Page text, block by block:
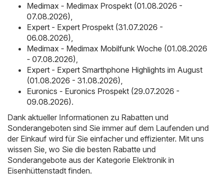
Medimax - Medimax Prospekt (01.08.2026 -
07.08.2026)
Expert - Expert Prospekt (31.07.2026 -
06.08.2026)
Medimax - Medimax Mobilfunk Woche (01.08.2026
- 07.08.2026)
Expert - Expert Smarthphone Highlights im August
(01.08.2026 - 31.08.2026)
Euronics - Euronics Prospekt (29.07.2026 -
09.08.2026).
Dank aktueller Informationen zu Rabatten und
Sonderangeboten sind Sie immer auf dem Laufenden und
der Einkauf wird für Sie einfacher und effizienter. Mit uns
wissen Sie, wo Sie die besten Rabatte und
Sonderangebote aus der Kategorie Elektronik in
Eisenhüttenstadt finden.